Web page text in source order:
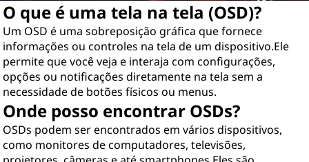
o
n
a
t
e
O que é uma tela na tela (OSD)?
Um OSD é uma sobreposição gráfica que fornece
informações ou controles na tela de um dispositivo.Ele
permite que você veja e interaja com configurações,
opções ou notificações diretamente na tela sem a
necessidade de botões físicos ou menus.
Onde posso encontrar OSDs?
OSDs podem ser encontrados em vários dispositivos,
como monitores de computadores, televisões,